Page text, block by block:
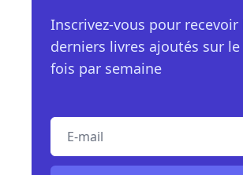
Inscrivez-vous pour recevoir
derniers livres ajoutés sur
fois par semaine
E-mail